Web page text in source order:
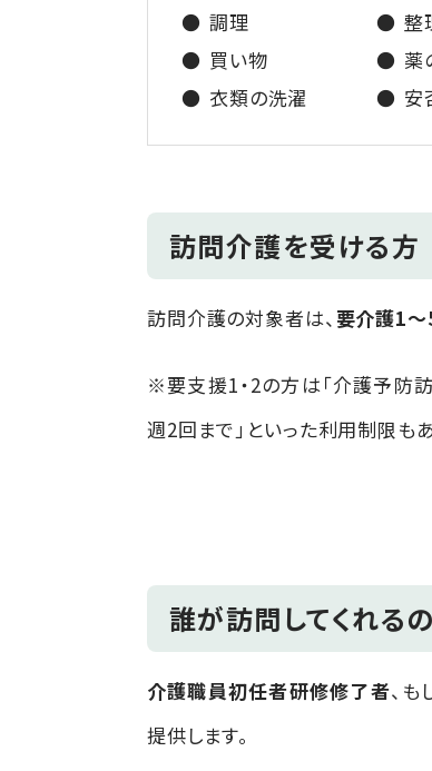
調理
買い物
衣類の洗濯
整
薬
安
訪問介護を受ける方
訪問介護の対象者は、 要介護1～
※要支援1・2の方は「介護予防
週2回まで」といった利用制限も
誰が訪問してくれる
介護職員初任者研修修了者、も
提供します。